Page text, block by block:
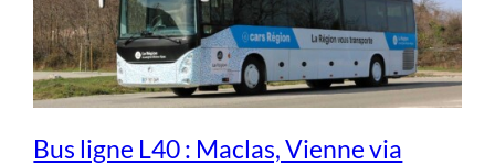
Bus ligne L40 : Maclas, Vienne via